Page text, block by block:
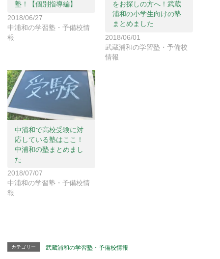
ィ
ン
ド
ウ
で
開
く
だ
(
新
ウ
で
開
き
ま
ィ
ン
で
開
塾！【個別指導編】
2018/06/27
中浦和の学習塾・予備校情
報
をお探しの方へ！武蔵
浦和の小学生向けの塾
まとめました
2018/06/01
武蔵浦和の学習塾・予備校
情報
中浦和で高校受験に対
応している塾はここ！
中浦和の塾まとめまし
た
2018/07/07
中浦和の学習塾・予備校情
報
カテゴリー 武蔵浦和の学習塾・予備校情報